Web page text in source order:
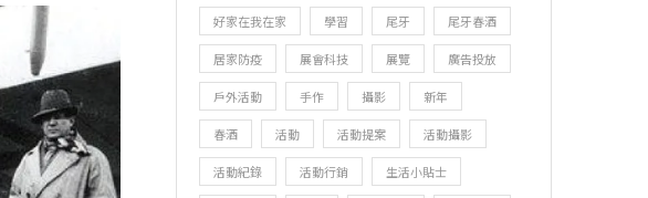
好家在我在家 學習 尾牙 尾牙春酒
居家防疫 展會科技 展覽 廣告投放
戶外活動 手作 攝影 新年
春酒 活動 活動提案 活動攝影
活動紀錄 活動行銷 生活小貼士